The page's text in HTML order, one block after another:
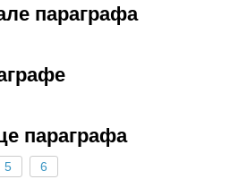
параграфа
параграфа
5 6